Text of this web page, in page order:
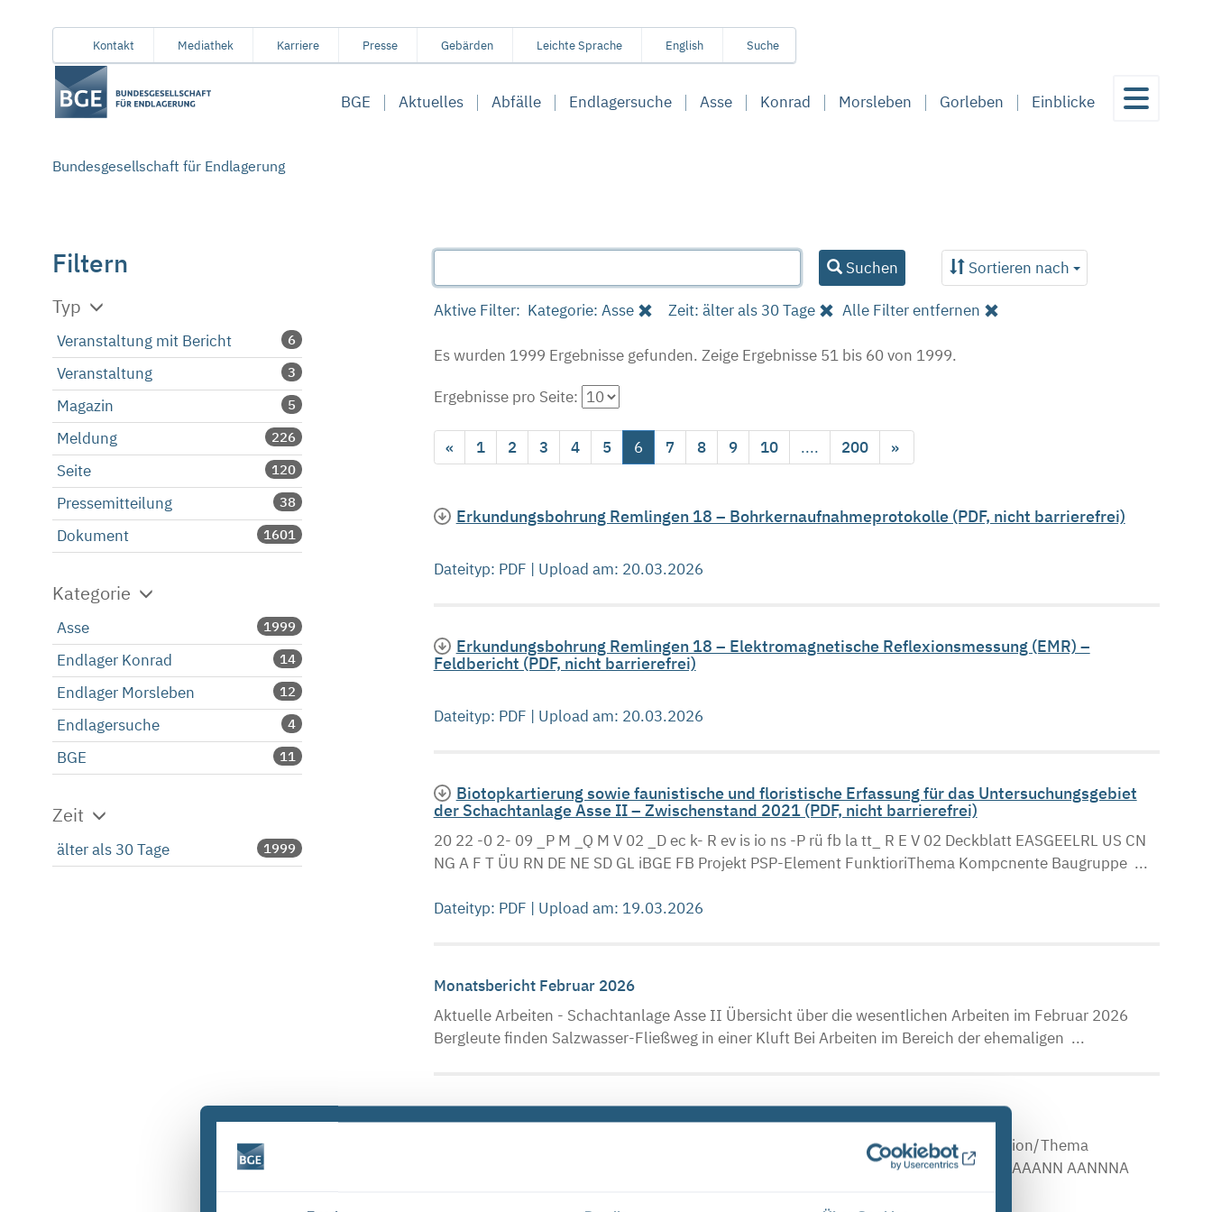
InhaltsbereichKontakt Mediathek Karriere Presse Gebärden Leichte Sprache English Suche
BGE Aktuelles Abfälle Endlagersuche Asse Konrad Morsleben Gorleben Einblicke
Bundesgesellschaft für Endlagerung
Suchen Sortieren nach
Filtern
Typ
Veranstaltung mit Bericht 6
Veranstaltung 3
Magazin 5
Meldung 226
Seite 120
Pressemitteilung 38
Dokument 1601
Kategorie
Asse 1999
Endlager Konrad 14
Endlager Morsleben 12
Endlagersuche 4
BGE 11
Zeit
älter als 30 Tage 1999
Aktive Filter: Kategorie: Asse Zeit: älter als 30 Tage Alle Filter entfernen
Es wurden 1999 Ergebnisse gefunden. Zeige Ergebnisse 51 bis 60 von 1999.
Ergebnisse pro Seite:
« 1 2 3 4 5 6 7 8 9 10 .... 200 »
Erkundungsbohrung Remlingen 18 – Bohrkernaufnahmeprotokolle (PDF, nicht barrierefrei)
Dateityp: PDF | Upload am: 20.03.2026
Erkundungsbohrung Remlingen 18 – Elektromagnetische Reflexionsmessung (EMR) –
Feldbericht (PDF, nicht barrierefrei)
Dateityp: PDF | Upload am: 20.03.2026
Biotopkartierung sowie faunistische und floristische Erfassung für das Untersuchungsgebiet
der Schachtanlage Asse II – Zwischenstand 2021 (PDF, nicht barrierefrei)
20 22 -0 2- 09 _P M _Q M V 02 _D ec k- R ev is io ns -P rü fb la tt_ R E V 02 Deckblatt EASGEELRL US CN
NG A F T ÜU RN DE NE SD GL iBGE FB Projekt PSP-Element FunktioriThema Kompcnente Baugruppe ...
Dateityp: PDF | Upload am: 19.03.2026
Monatsbericht Februar 2026
Aktuelle Arbeiten - Schachtanlage Asse II Übersicht über die wesentlichen Arbeiten im Februar 2026
Bergleute finden Salzwasser-Fließweg in einer Kluft Bei Arbeiten im Bereich der ehemaligen ...
Deckblatt BUNDESCESELLSCHAFT FÜR ENDLAGERUNC Projekt PSP-Element Funktion/Thema
Komponente Baugruppe Aufgabe UA Lfd. Nr. Rev. Blatt: 1N AAN NNNNNNNNNN NNAAANN AANNNA